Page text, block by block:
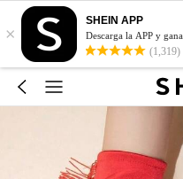
×
SHEIN APP
Descarga la APP y
(1,319)